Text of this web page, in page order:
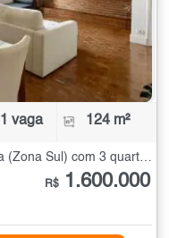
1 vaga 124 m²
Apartamento à Venda na Vila Olímpia (Zona Sul) com 3 quartos - 124 m²
R$ 1.600.000